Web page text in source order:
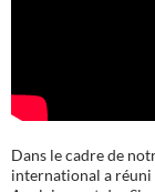
Dans le cadre de
international a réuni